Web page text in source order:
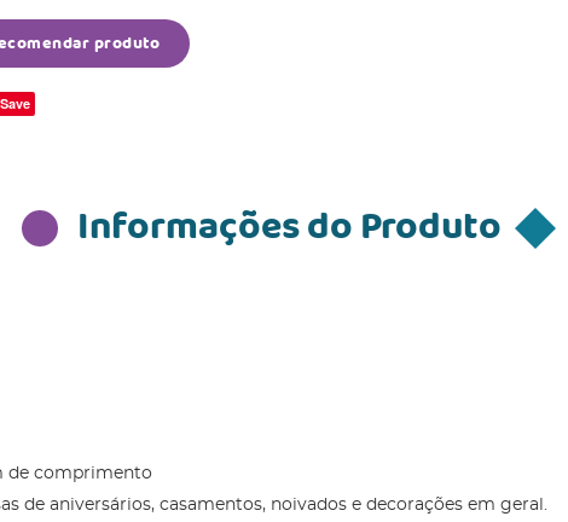
produto
Save
Informações do Produto
de comprimento
de aniversários, casamentos, noivados e decorações em geral.